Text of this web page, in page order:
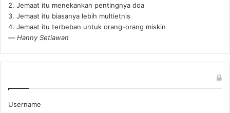
2. Jemaat itu menekankan pentingnya doa
3. Jemaat itu biasanya lebih multietnis
4. Jemaat itu terbeban untuk orang-orang miskin
— Hanny Setiawan
Username